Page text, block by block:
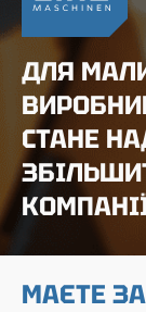
ДЛЯ
СТАНЕ
МАЄТЕ